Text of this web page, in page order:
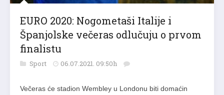
EURO 2020: Nogometaši Italije i
Španjolske večeras odlučuju o prvom
finalistu
Sport 06.07.2021. 09:50h
Večeras će stadion Wembley u Londonu biti domaćin